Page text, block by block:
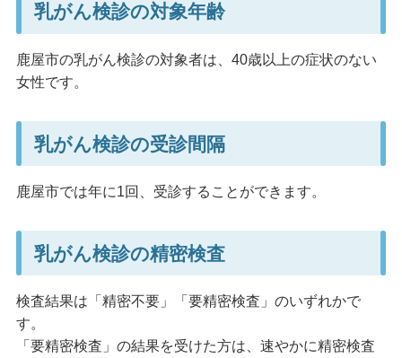
乳がん検診の対象年齢
鹿屋市の乳がん検診の対象者は、40歳以上の症状のない
女性です。
乳がん検診の受診間隔
鹿屋市では年に1回、受診することができます。
乳がん検診の精密検査
検査結果は「精密不要」「要精密検査」のいずれかで
す。
「要精密検査」の結果を受けた方は、速やかに精密検査